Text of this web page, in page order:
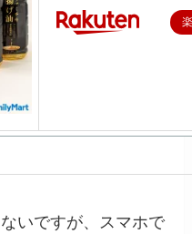
いですが、スマホで